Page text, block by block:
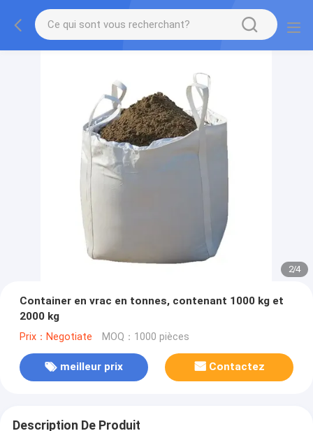
2/4
Container en vrac en tonnes, contenant 1000 kg et
2000 kg
Prix：Negotiate MOQ：1000 pièces
meilleur prix Contactez
Description De Produit